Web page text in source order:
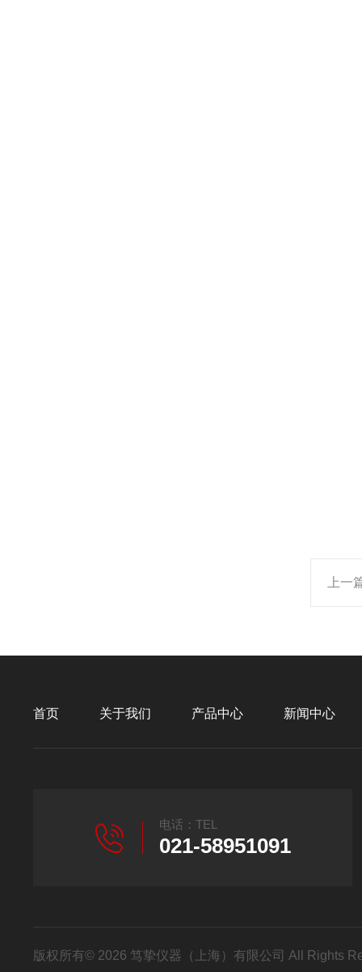
上一
首页 关于我们 产品中心 新闻中心
电话：TEL
021-58951091
版权所有© 2026 笃挚仪器（上海）有限公司 All Rights